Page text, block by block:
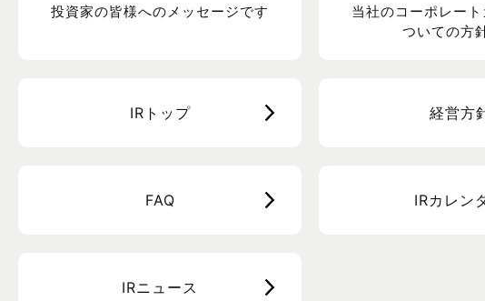
投資家の皆様へのメッセージです
当社のコーポレー
ついての方
IRトップ 経営方
FAQ IRカレン
IRニュース